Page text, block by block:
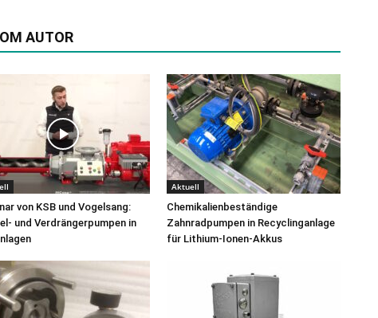
AUTOR
von KSB und Vogelsang:
und Verdrängerpumpen in
Aktuell
Chemikalienbeständige
Zahnradpumpen in Recyclinganlage
für Lithium-Ionen-Akkus